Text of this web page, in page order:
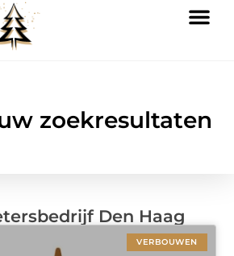
zoekresultaten
Den Haag
VERBOUWEN